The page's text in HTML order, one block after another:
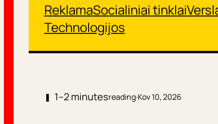
ReklamaSocialiniai tinklai
Technologijos
❚ 1–2 minutesreading·Kov 10, 2026